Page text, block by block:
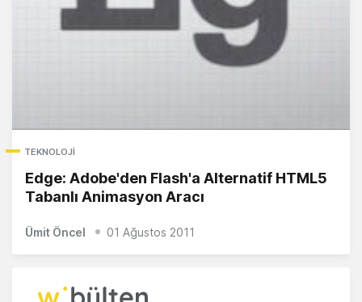
TEKNOLOJI
Edge: Adobe'den Flash'a Alternatif HTML5
Tabanlı Animasyon Aracı
Ümit Öncel 01 Ağustos 2011